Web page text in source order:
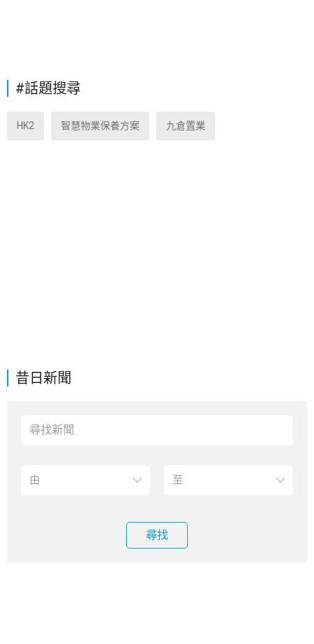
昔日新聞
尋找
#話題搜尋
HK2 智慧物業保養方案 九倉置業